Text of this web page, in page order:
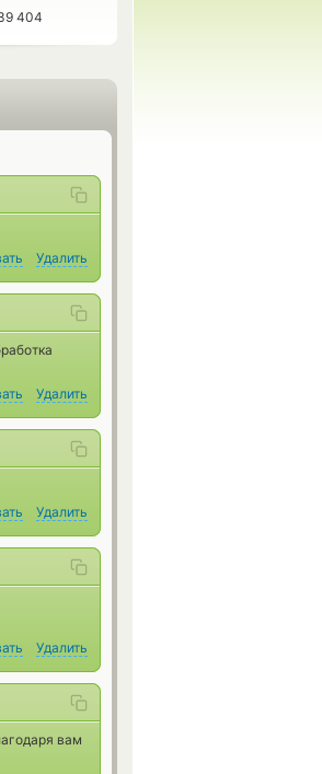
404
Удалить
Удалить
Удалить
Удалить
вам